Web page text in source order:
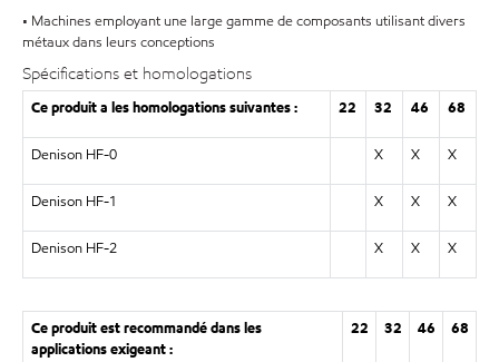
• Machines employant une large gamme de composants utilisant divers
métaux dans leurs conceptions
Spécifications et homologations
Ce produit a les homologations suivantes : 22 32 46 68
Denison HF-0 X X X
Denison HF-1 X X X
Denison HF-2 X X X
Ce produit est recommandé dans les
applications exigeant :
22 32 46 68